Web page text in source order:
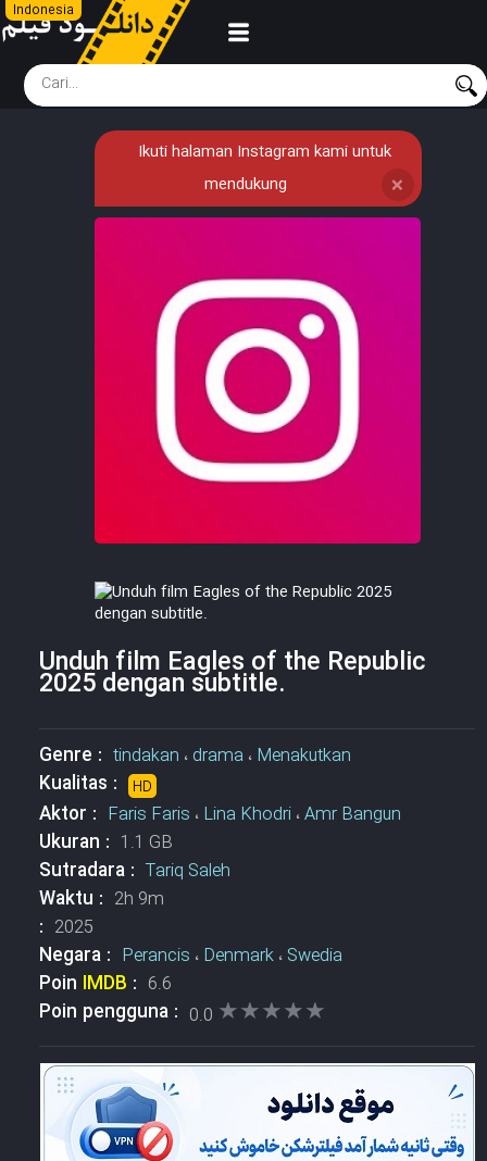
Indonesia
Ikuti halaman Instagram kami untuk
mendukung
❌
Unduh film Eagles of the Republic
2025 dengan subtitle.
Genre : tindakan ، drama ، Menakutkan
Kualitas : HD
Aktor : Faris Faris ، Lina Khodri،Amr Bangun
Ukuran : 1.1 GB
Sutradara : Tariq Saleh
Waktu : 2h 9m
: 2025
Negara : Perancis ، Denmark، Swedia
Poin IMDB : 6.6
Poin pengguna : 0.0 ★★★★★
★★★★★